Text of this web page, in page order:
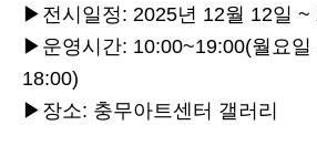
▶전시일정: 2025년 12월 12일 ~
▶운영시간: 10:00~19:00(월요일
18:00)
▶장소: 충무아트센터 갤러리